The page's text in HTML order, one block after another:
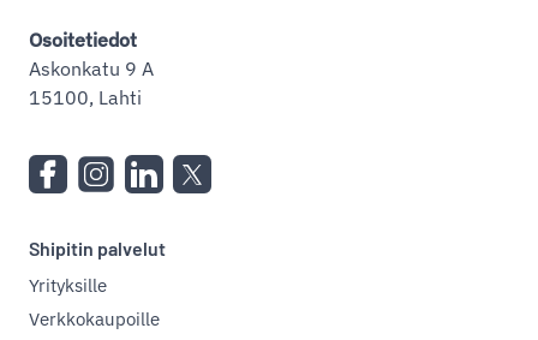
Osoitetiedot
Askonkatu 9 A
15100, Lahti
Shipitin palvelut
Yrityksille
Verkkokaupoille